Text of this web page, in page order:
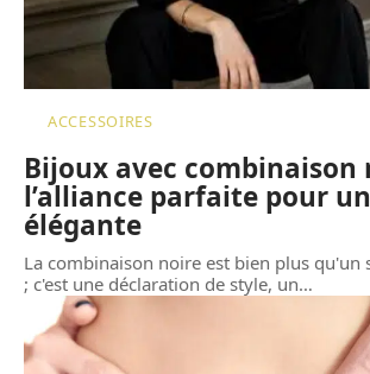
ACCESSOIRES
Bijoux avec combinaison
l’alliance parfaite pour
élégante
La combinaison noire est bien plus qu'un
; c'est une déclaration de style, un…